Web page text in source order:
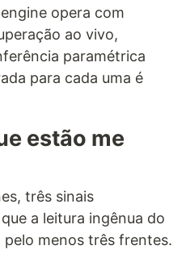
opera com
ao vivo,
paramétrica
para cada uma é
estão me
três sinais
a leitura ingênua do
menos três frentes.